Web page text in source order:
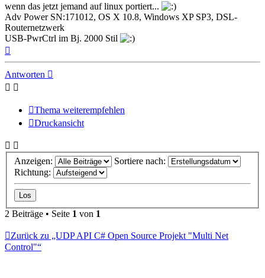
wenn das jetzt jemand auf linux portiert...
Adv Power SN:171012, OS X 10.8, Windows XP SP3, DSL-
Routernetzwerk
USB-PwrCtrl im Bj. 2000 Stil
Antworten
Thema weiterempfehlen
Druckansicht
Anzeigen:
Sortiere nach:
Richtung:
2 Beiträge • Seite 1 von 1
Zurück zu „UDP API C# Open Source Projekt "Multi Net
Control"“